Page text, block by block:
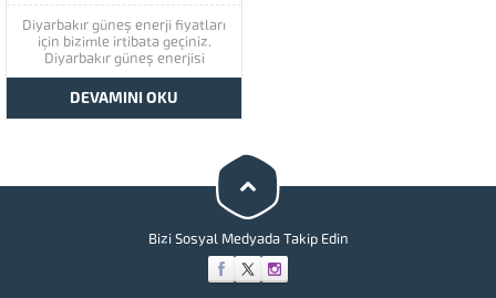
Diyarbakır güneş enerji fiyatları
için bizimle irtibata geçiniz.
Diyarbakır güneş enerjisi
müşteri memnuniyetine çok
önem vermektedir. Diyarbakır
güneş enerjisinin kaliteli
ürünlerini görmek için lütfen
hizmet vermekteyiz. Tüm soru,...
DEVAMINI OKU
Bizi Sosyal Medyada Takip Edin